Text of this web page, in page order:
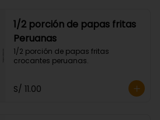
1/2 porción de papas fritas
Peruanas
1/2 porción de papas fritas
crocantes peruanas.
S/ 11.00